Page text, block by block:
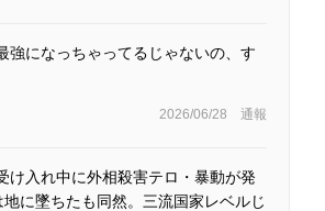
強になっちゃってるじゃないの、す
2026/06/28 通報
け入れ中に外相殺害テロ・暴動が発
に墜ちたも同然。三流国家レベルじ